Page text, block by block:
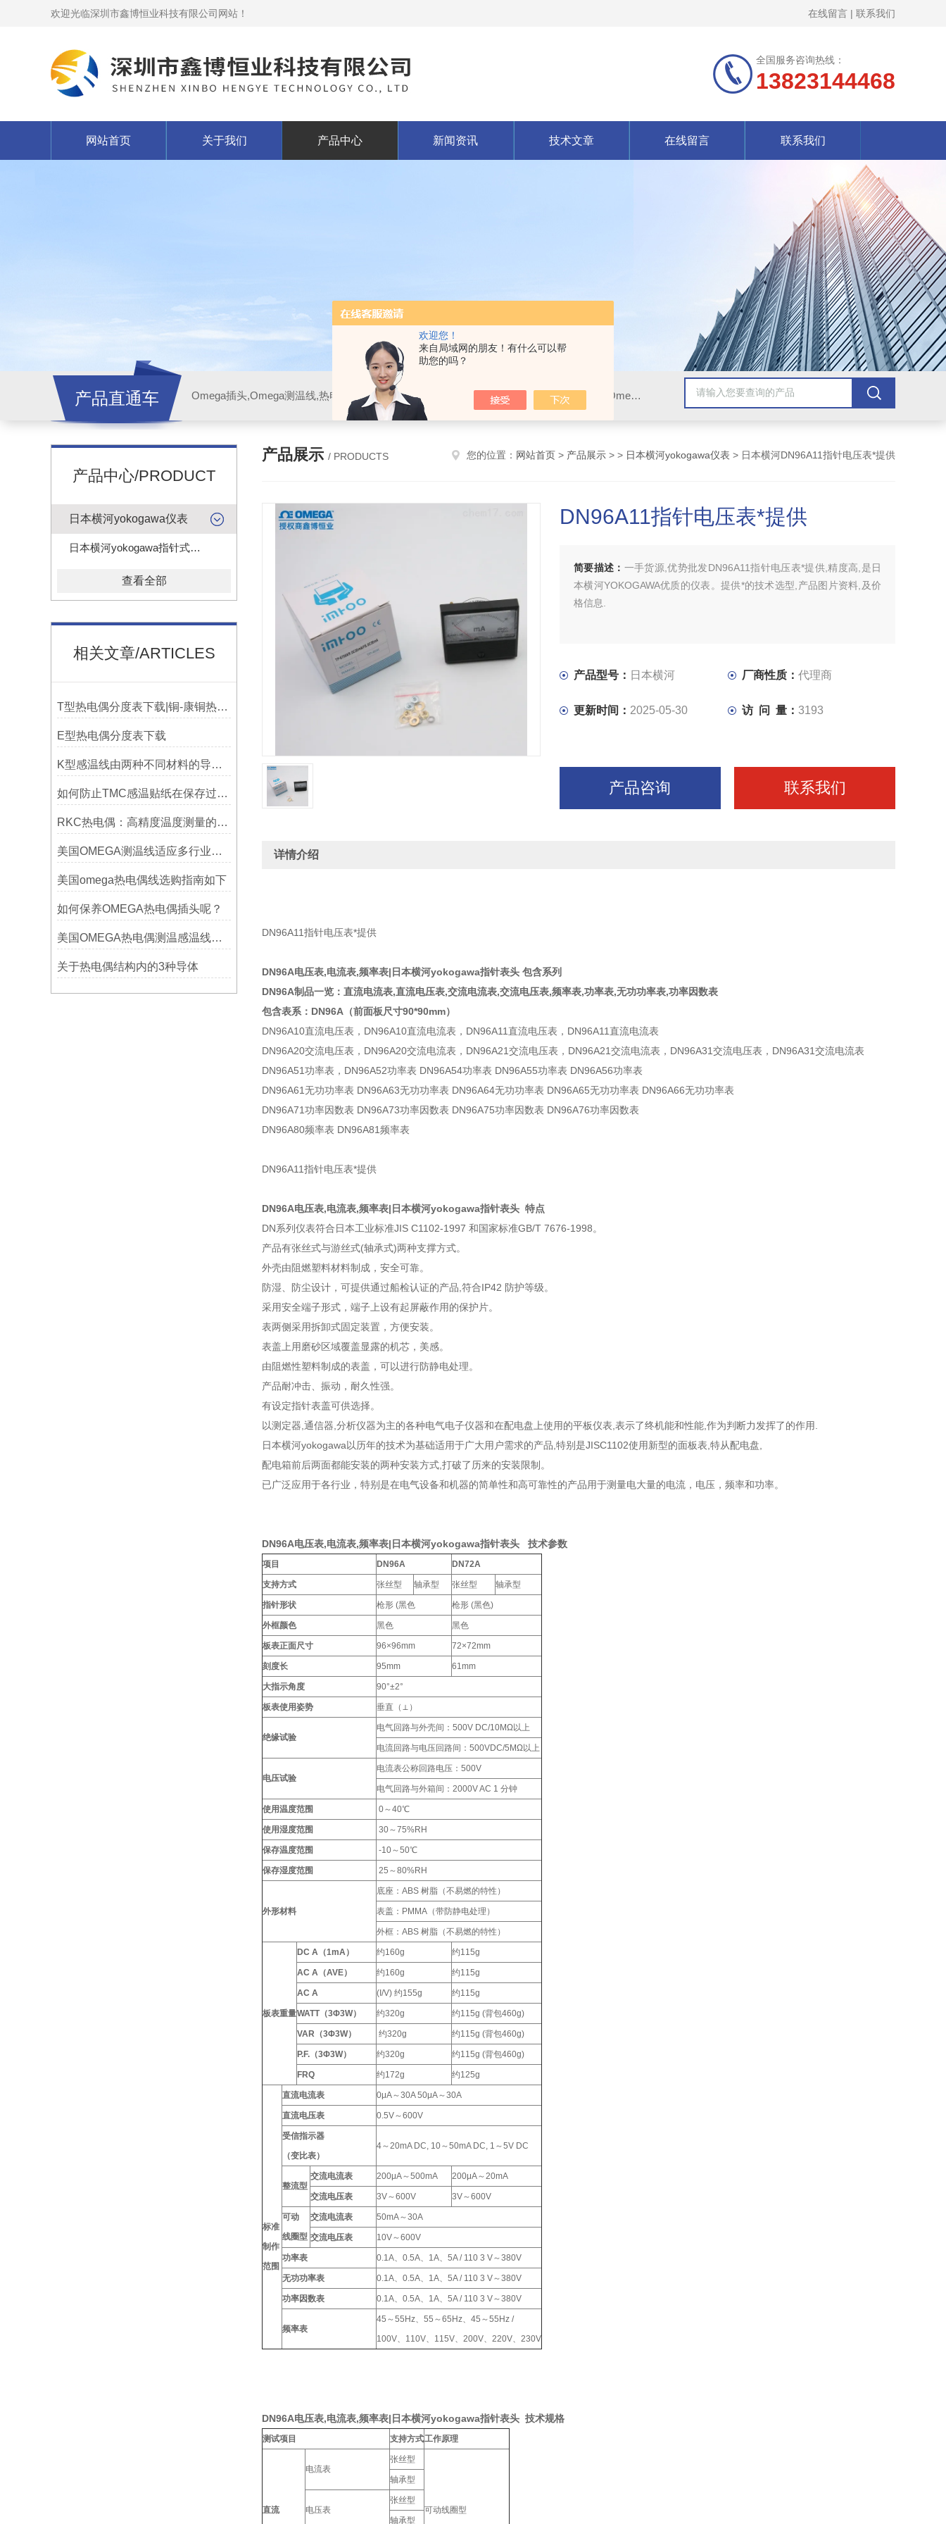
欢迎您！
来自局域网的朋友！有什么可以帮
助您的吗？
欢迎光临深圳市鑫博恒业科技有限公司网站！ 在线留言 | 联系我们
全国服务咨询热线：
13823144468
网站首页 关于我们 产品中心 新闻资讯 技术文章 在线留言 联系我们
产品直通车 Omega插头,Omega测温线,热电偶测温线,热电偶线,铠装热电偶,热电偶连接器,热电偶插头,Omega热电偶线,T型热电偶线,TMC测温纸
产品中心/PRODUCT
日本横河yokogawa仪表
日本横河yokogawa指针式电压电流表头
查看全部
相关文章/ARTICLES
T型热电偶分度表下载|铜-康铜热电偶分度表下载
E型热电偶分度表下载
K型感温线由两种不同材料的导线组成
如何防止TMC感温贴纸在保存过程中损坏？
RKC热电偶：高精度温度测量的理想选择
美国OMEGA测温线适应多行业需求
美国omega热电偶线选购指南如下
如何保养OMEGA热电偶插头呢？
美国OMEGA热电偶测温感温线和插头插座连接器真伪原装正品判断查验方法
关于热电偶结构内的3种导体
产品展示 / PRODUCTS 您的位置： 网站首页 > 产品展示 > > 日本横河yokogawa仪表 > 日本横河DN96A11指针电压表*提供
DN96A11指针电压表*提供
简要描述： 一手货源,优势批发DN96A11指针电压表*提供,精度高,是日
本横河YOKOGAWA优质的仪表。提供*的技术选型,产品图片资料,及价
格信息.
产品型号： 日本横河 厂商性质： 代理商
更新时间： 2025-05-30 访 问 量： 3193
产品咨询 联系我们
详情介绍
DN96A11指针电压表*提供
DN96A电压表,电流表,频率表|日本横河yokogawa指针表头 包含系列
DN96A制品一览：直流电流表,直流电压表,交流电流表,交流电压表,频率表,功率表,无功功率表,功率因数表
包含表系：DN96A（前面板尺寸90*90mm）
DN96A10直流电压表，DN96A10直流电流表，DN96A11直流电压表，DN96A11直流电流表
DN96A20交流电压表，DN96A20交流电流表，DN96A21交流电压表，DN96A21交流电流表，DN96A31交流电压表，DN96A31交流电流表
DN96A51功率表，DN96A52功率表 DN96A54功率表 DN96A55功率表 DN96A56功率表
DN96A61无功功率表 DN96A63无功功率表 DN96A64无功功率表 DN96A65无功功率表 DN96A66无功功率表
DN96A71功率因数表 DN96A73功率因数表 DN96A75功率因数表 DN96A76功率因数表
DN96A80频率表 DN96A81频率表
DN96A11指针电压表*提供
DN96A电压表,电流表,频率表|日本横河yokogawa指针表头 特点
DN系列仪表符合日本工业标准JIS C1102-1997 和国家标准GB/T 7676-1998。
产品有张丝式与游丝式(轴承式)两种支撑方式。
外壳由阻燃塑料材料制成，安全可靠。
防湿、防尘设计，可提供通过船检认证的产品,符合IP42 防护等级。
采用安全端子形式，端子上设有起屏蔽作用的保护片。
表两侧采用拆卸式固定装置，方便安装。
表盖上用磨砂区域覆盖显露的机芯，美感。
由阻燃性塑料制成的表盖，可以进行防静电处理。
产品耐冲击、振动，耐久性强。
有设定指针表盖可供选择。
以测定器,通信器,分析仪器为主的各种电气电子仪器和在配电盘上使用的平板仪表,表示了终机能和性能,作为判断力发挥了的作用.
日本横河yokogawa以历年的技术为基础适用于广大用户需求的产品,特别是JISC1102使用新型的面板表,特从配电盘,
配电箱前后两面都能安装的两种安装方式,打破了历来的安装限制。
已广泛应用于各行业，特别是在电气设备和机器的简单性和高可靠性的产品用于测量电大量的电流，电压，频率和功率。
DN96A电压表,电流表,频率表|日本横河yokogawa指针表头 技术参数
项目 DN96A DN72A
支持方式 张丝型 轴承型 张丝型 轴承型
指针形状 枪形 (黑色 枪形 (黑色)
外框颜色 黑色 黑色
板表正面尺寸 96×96mm 72×72mm
刻度长 95mm 61mm
大指示角度 90°±2°
板表使用姿势 垂直（⊥）
绝缘试验
电气回路与外壳间：500V DC/10MΩ以上
电流回路与电压回路间：500VDC/5MΩ以上
电压试验
电流表公称回路电压：500V
电气回路与外箱间：2000V AC 1 分钟
使用温度范围 0～40℃
使用湿度范围 30～75%RH
保存温度范围 -10～50℃
保存湿度范围 25～80%RH
外形材料
底座：ABS 树脂（不易燃的特性）
表盖：PMMA（带防静电处理）
外框：ABS 树脂（不易燃的特性）
板表重量
DC A（1mA） 约160g 约115g
AC A（AVE） 约160g 约115g
AC A (I/V) 约155g 约115g
WATT（3Φ3W） 约320g 约115g (背包460g)
VAR（3Φ3W） 约320g 约115g (背包460g)
P.F.（3Φ3W） 约320g 约115g (背包460g)
FRQ 约172g 约125g
标准
制作
范围
直流电流表 0μA～30A 50μA～30A
直流电压表 0.5V～600V
受信指示器
（变比表）
4～20mA DC, 10～50mA DC, 1～5V DC
整流型
交流电流表 200μA～500mA 200μA～20mA
交流电压表 3V～600V 3V～600V
可动
线圈型
交流电流表 50mA～30A
交流电压表 10V～600V
功率表 0.1A、0.5A、1A、5A / 110 3 V～380V
无功功率表 0.1A、0.5A、1A、5A / 110 3 V～380V
功率因数表 0.1A、0.5A、1A、5A / 110 3 V～380V
频率表
45～55Hz、55～65Hz、45～55Hz /
100V、110V、115V、200V、220V、230V
DN96A电压表,电流表,频率表|日本横河yokogawa指针表头 技术规格
测试项目 支持方式工作原理
直流
电流表
张丝型
可动线圈型
轴承型
电压表
张丝型
轴承型